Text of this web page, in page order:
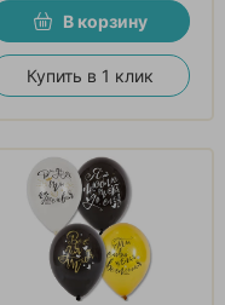
В корзину
Купить в 1 клик